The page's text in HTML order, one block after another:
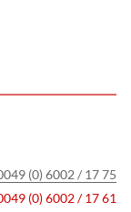
(0) 6002 / 17 75
(0) 6002 / 17 61